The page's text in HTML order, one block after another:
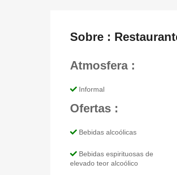
Sobre :
Atmosfera :
Informal
Ofertas :
Bebidas alcoólicas
Bebidas espirituosas de
elevado teor alcoólico